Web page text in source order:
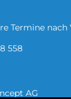
AG
Termine nach
558